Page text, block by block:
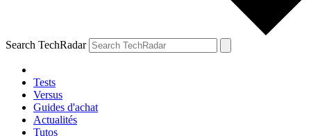
Search TechRadar
Tests
Versus
Guides d'achat
Actualités
Tutos